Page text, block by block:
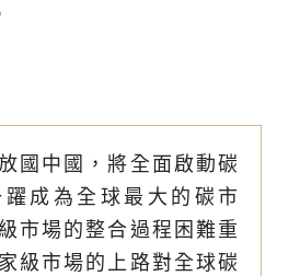
國中國，將全面啟動碳
成為全球最大的碳市
市場的整合過程困難重
級市場的上路對全球碳